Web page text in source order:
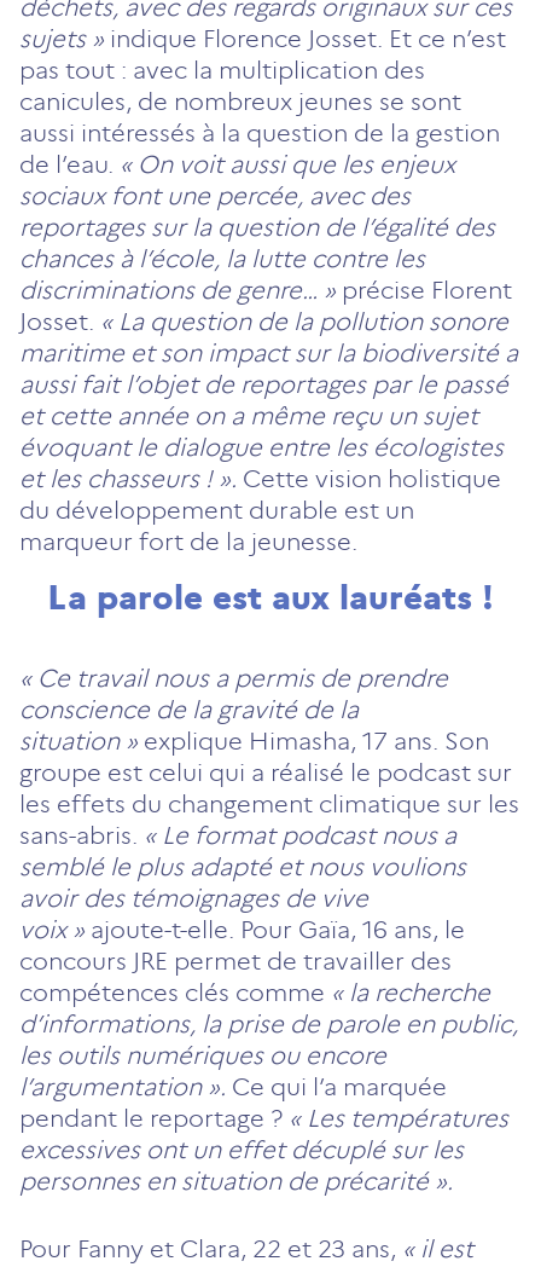
déchets, avec des regards originaux sur ces
sujets » indique Florence Josset. Et ce n’est
pas tout : avec la multiplication des
canicules, de nombreux jeunes se sont
aussi intéressés à la question de la gestion
de l’eau. « On voit aussi que les enjeux
sociaux font une percée, avec des
reportages sur la question de l’égalité des
chances à l’école, la lutte contre les
discriminations de genre… » précise Florent
Josset. « La question de la pollution sonore
maritime et son impact sur la biodiversité a
aussi fait l’objet de reportages par le passé
et cette année on a même reçu un sujet
évoquant le dialogue entre les écologistes
et les chasseurs ! ». Cette vision holistique
du développement durable est un
marqueur fort de la jeunesse.
La parole est aux lauréats !
« Ce travail nous a permis de prendre
conscience de la gravité de la
situation » explique Himasha, 17 ans. Son
groupe est celui qui a réalisé le podcast sur
les effets du changement climatique sur les
sans-abris. « Le format podcast nous a
semblé le plus adapté et nous voulions
avoir des témoignages de vive
voix » ajoute-t-elle. Pour Gaïa, 16 ans, le
concours JRE permet de travailler des
compétences clés comme « la recherche
d’informations, la prise de parole en public,
les outils numériques ou encore
l’argumentation ». Ce qui l’a marquée
pendant le reportage ? « Les températures
excessives ont un effet décuplé sur les
personnes en situation de précarité ».
Pour Fanny et Clara, 22 et 23 ans, « il est